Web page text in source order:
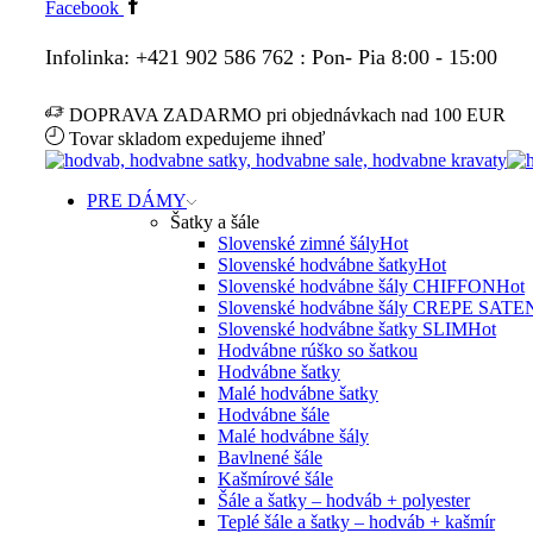
Facebook
Infolinka: +421 902 586 762 : Pon- Pia 8:00 - 15:00
DOPRAVA ZADARMO pri objednávkach nad 100 EUR
Tovar skladom expedujeme ihneď
PRE DÁMY
Šatky a šále
Slovenské zimné šályHot
Slovenské hodvábne šatkyHot
Slovenské hodvábne šály CHIFFONHot
Slovenské hodvábne šály CREPE
Slovenské hodvábne šatky SLIMHot
Hodvábne rúško so šatkou
Hodvábne šatky
Malé hodvábne šatky
Hodvábne šále
Malé hodvábne šály
Bavlnené šále
Kašmírové šále
Šále a šatky – hodváb + polyester
Teplé šále a šatky – hodváb + kašmír